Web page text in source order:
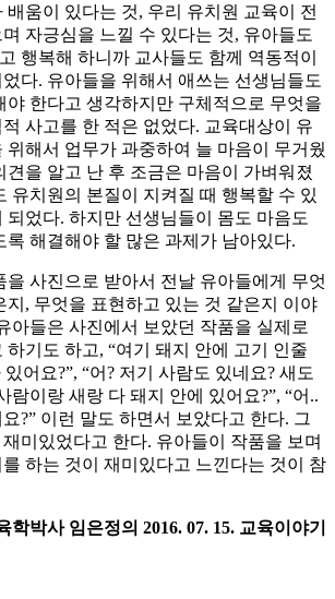
배움이 있다는 것, 우리 유치원 교육이 전
자긍심을 느낄 수 있다는 것, 유아들도
행복해 하니까 교사들도 함께 역동적이
다. 유아들을 위해서 애쓰는 선생님들도
야 한다고 생각하지만 구체적으로 무엇을
사고를 한 적은 없었다. 교육대상이 유
위해서 업무가 과중하여 늘 마음이 무거웠
견을 알고 난 후 조금은 마음이 가벼워졌
유치원의 본질이 지켜질 때 행복할 수 있
되었다. 하지만 선생님들이 몸도 마음도
록 해결해야 할 많은 과제가 남아있다.
을 사진으로 받아서 전날 유아들에게 무엇
지, 무엇을 표현하고 있는 것 같은지 이야
아들은 사진에서 보았던 작품을 실제로
하기도 하고, “여기 돼지 안에 고기 인줄
어요?”, “어? 저기 사람도 있네요? 새도
람이랑 새랑 다 돼지 안에 있어요?”, “어..
?” 이런 말도 하면서 보았다고 한다. 그
미있었다고 한다. 유아들이 작품을 보며
하는 것이 재미있다고 느낀다는 것이 참
학박사 임은정의 2016. 07. 15. 교육이야기